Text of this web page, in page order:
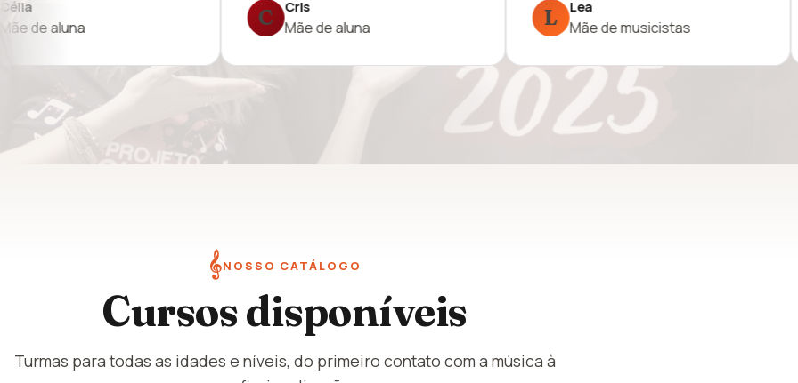
Mãe de musicistas Mãe de aluna
𝄞NOSSO CATÁLOGO
Cursos disponíveis
Turmas para todas as idades e níveis, do primeiro contato com a música à